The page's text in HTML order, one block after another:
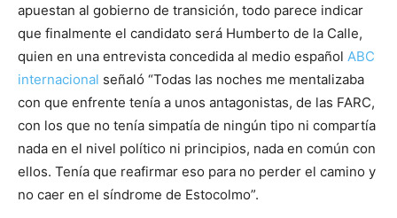
apuestan al gobierno de transición, todo parece indicar
que finalmente el candidato será Humberto de la Calle,
quien en una entrevista concedida al medio español ABC
internacional señaló “Todas las noches me mentalizaba
con que enfrente tenía a unos antagonistas, de las FARC,
con los que no tenía simpatía de ningún tipo ni compartía
nada en el nivel político ni principios, nada en común con
ellos. Tenía que reafirmar eso para no perder el camino y
no caer en el síndrome de Estocolmo”.